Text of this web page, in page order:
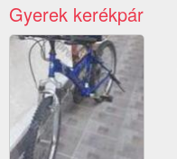
Gyerek kerékpár